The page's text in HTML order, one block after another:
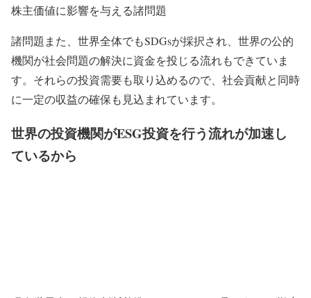
株主価値に影響を与える諸問題
諸問題また、世界全体でもSDGsが採択され、世界の公的
機関が社会問題の解決に資金を投じる流れもできていま
す。それらの投資需要も取り込めるので、社会貢献と同時
に一定の収益の確保も見込まれています。
世界の投資機関がESG投資を行う流れが加速し
ているから